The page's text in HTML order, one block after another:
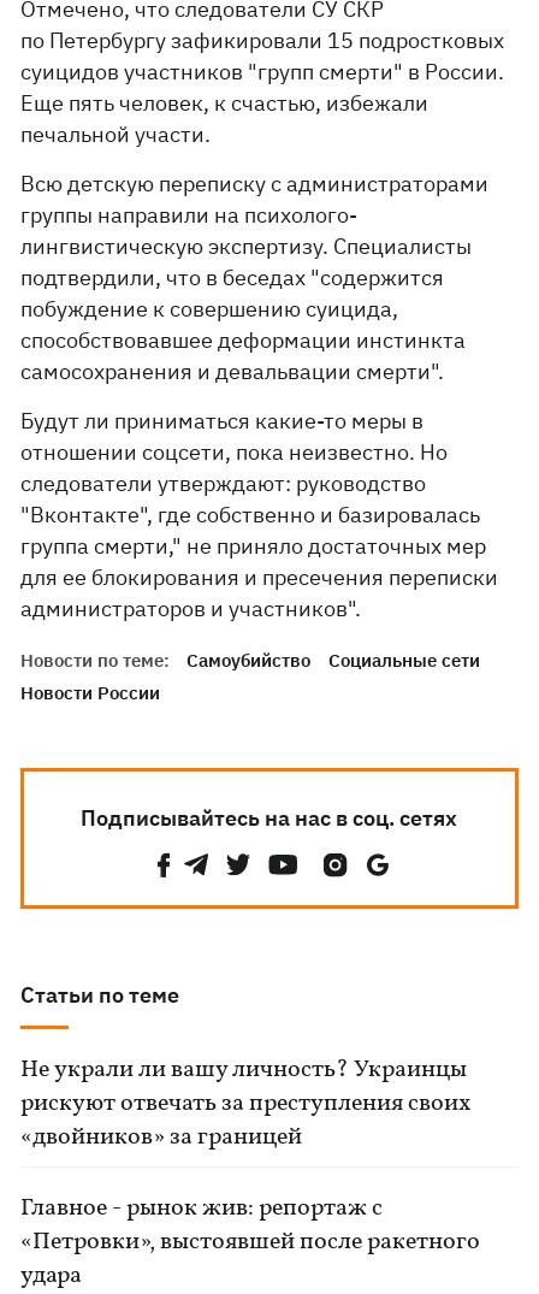
Отмечено, что следователи СУ СКР
по Петербургу зафикировали 15 подростковых
суицидов участников "групп смерти" в России.
Еще пять человек, к счастью, избежали
печальной участи.
Всю детскую переписку с администраторами
группы направили на психолого-
лингвистическую экспертизу. Специалисты
подтвердили, что в беседах "содержится
побуждение к совершению суицида,
способствовавшее деформации инстинкта
самосохранения и девальвации смерти".
Будут ли приниматься какие-то меры в
отношении соцсети, пока неизвестно. Но
следователи утверждают: руководство
"Вконтакте", где собственно и базировалась
группа смерти," не приняло достаточных мер
для ее блокирования и пресечения переписки
администраторов и участников".
Новости по теме: Самоубийство
Социальные сети
Новости России
Подписывайтесь на нас в соц. сетях
Статьи по теме
Не украли ли вашу личность? Украинцы
рискуют отвечать за преступления своих
«двойников» за границей
Главное - рынок жив: репортаж с
«Петровки», выстоявшей после ракетного
удара